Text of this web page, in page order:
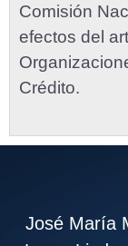
Comisión
efectos del
Crédito.
José María